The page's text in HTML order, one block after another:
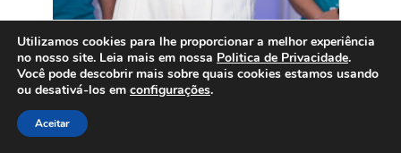
Utilizamos cookies para lhe proporcionar a melhor experiência
no nosso site. Leia mais em nossa Politica de Privacidade.
Você pode descobrir mais sobre quais cookies estamos usando
ou desativá-los em configurações.
Aceitar